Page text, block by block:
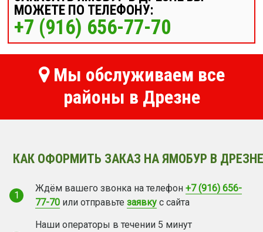
МОЖЕТЕ ПО ТЕЛЕФОНУ:
+7 (916) 656-77-70
Мы обслуживаем все
районы в Дрезне
КАК ОФОРМИТЬ ЗАКАЗ НА ЯМОБУР В
1
Ждём вашего звонка на телефон +7 (916) 656-
77-70 или отправьте заявку с сайта
Наши операторы в течении 5 минут